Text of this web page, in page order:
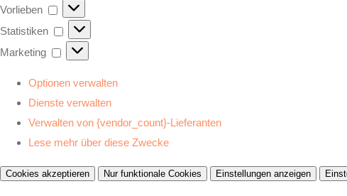
Vorlieben
Vorlieben
Statistiken
Statistiken
Marketing
Marketing
Optionen verwalten
Dienste verwalten
Verwalten von {vendor_count}-Lieferanten
Lese mehr über diese Zwecke
Cookies akzeptieren Nur funktionale Cookies Einstellungen anzeigen